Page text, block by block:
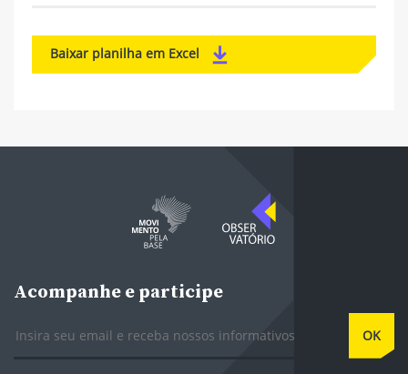
Baixar planilha em Excel
Acompanhe e participe
OK